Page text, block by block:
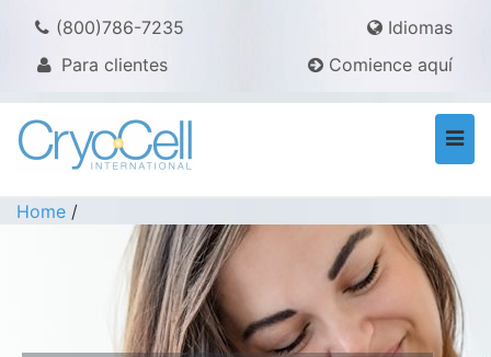
(800)786-7235
Idiomas
Para clientes
Comience aquí
Home /